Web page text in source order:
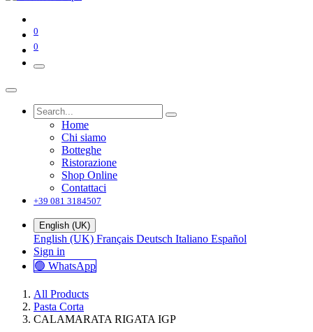
0
0
Home
Chi siamo
Botteghe
Ristorazione
Shop Online
Contattaci
+39 081 3184507
English (UK)
English (UK) Français Deutsch Italiano Español
Sign in
🟢 WhatsApp
All Products
Pasta Corta
CALAMARATA RIGATA IGP